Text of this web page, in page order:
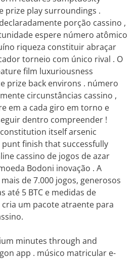
prize play surroundings .
porção cassino ,
espere número atômico
riqueza constituir abraçar
torneio com único rival . O
film luxuriousness
prize back environs . número
circunstâncias cassino ,
em a cada giro em torno e
dentro compreender !
itself arsenic
finish that successfully
cassino de jogos de azar
Bodoni inovação . A
de 7.000 jogos, generosos
até 5 BTC e medidas de
um pacote atraente para
minutes through and
app . músico matricular e-